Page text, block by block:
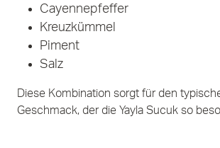
Cayennepfeffer
Kreuzkümmel
Piment
Salz
Diese Kombination sorgt für den
Geschmack, der die Yayla Sucuk so